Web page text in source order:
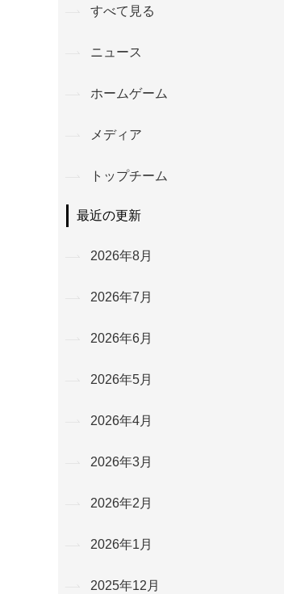
すべて見る
ニュース
ホームゲーム
メディア
トップチーム
最近の更新
2026年8月
2026年7月
2026年6月
2026年5月
2026年4月
2026年3月
2026年2月
2026年1月
2025年12月